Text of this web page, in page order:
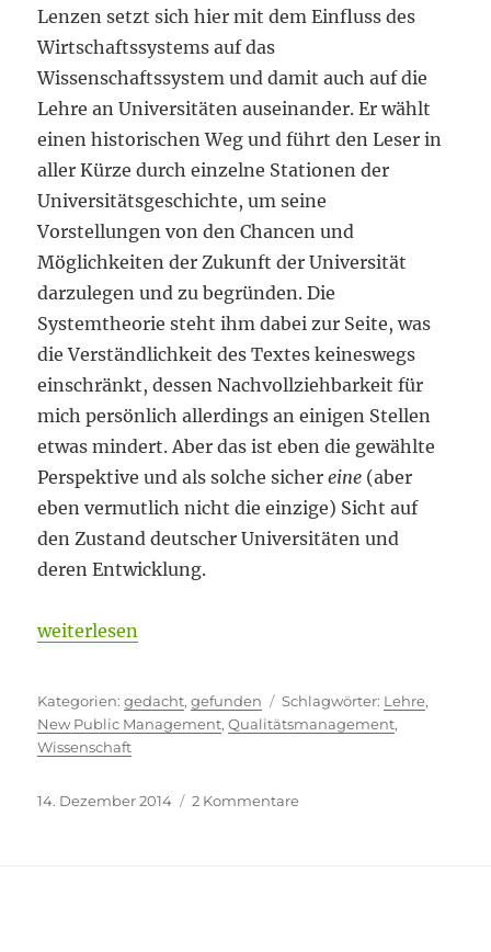
Lenzen setzt sich hier mit dem Einfluss des
Wirtschaftssystems auf das
Wissenschaftssystem und damit auch auf die
Lehre an Universitäten auseinander. Er wählt
einen historischen Weg und führt den Leser in
aller Kürze durch einzelne Stationen der
Universitätsgeschichte, um seine
Vorstellungen von den Chancen und
Möglichkeiten der Zukunft der Universität
darzulegen und zu begründen. Die
Systemtheorie steht ihm dabei zur Seite, was
die Verständlichkeit des Textes keineswegs
einschränkt, dessen Nachvollziehbarkeit für
mich persönlich allerdings an einigen Stellen
etwas mindert. Aber das ist eben die gewählte
Perspektive und als solche sichereine (aber
eben vermutlich nicht die einzige) Sicht auf
den Zustand deutscher Universitäten und
deren Entwicklung.
„Diskrete Form der Verweigerung“
weiterlesen
Kategorien
gedacht,gefunden Schlagwörter
Lehre,
New Public Management,Qualitätsmanagement,
Wissenschaft
Veröffentlicht
14. Dezember 2014 2 Kommentarezu